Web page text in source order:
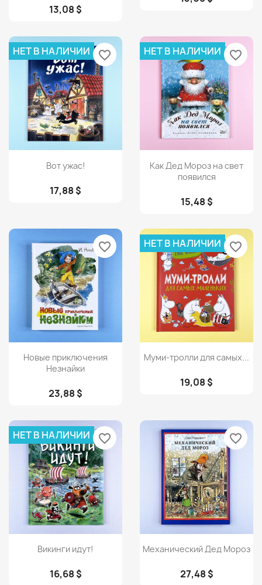
13,08 $
Просмотр
Вот ужас!
17,88 $
НЕТ В НАЛИЧИИ favorite_border
Просмотр
Как Дед Мороз на свет
появился
15,48 $
НЕТ В НАЛИЧИИ favorite_border
Просмотр
Новые приключения
Незнайки
23,88 $
favorite_border
Просмотр
Муми-тролли для самых...
19,08 $
НЕТ В НАЛИЧИИ favorite_border
Просмотр
Викинги идут!
16,68 $
НЕТ В НАЛИЧИИ favorite_border
Просмотр
Механический Дед Мороз
27,48 $
favorite_border